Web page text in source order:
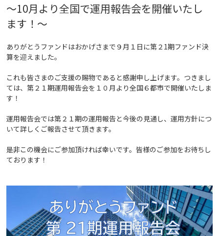
～10月より全国で運用報告会を開催いたし
ます！ ～
ありがとうファンドはおかげさまで９月１日に第２1期ファンド決
算を迎えました。
これも皆さまのご支援の賜物であると感謝申し上げます。つきまし
ては、第２１期運用報告会を１０月より全国６都市で開催いたしま
す！
運用報告会では第２１期の運用報告と今後の見通し、運用方針につ
いて詳しくご報告させて頂きます。
是非この機会にご参加頂ければ幸いです。皆様のご参加をお待ちし
ております！